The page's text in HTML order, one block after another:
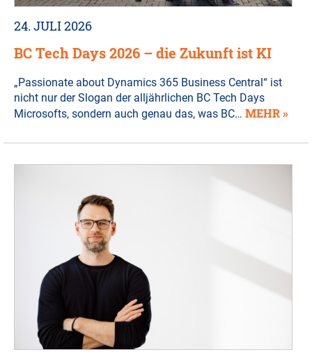
24. JULI 2026
BC Tech Days 2026 – die Zukunft ist KI
„Passionate about Dynamics 365 Business Central“ ist
nicht nur der Slogan der alljährlichen BC Tech Days
Microsofts, sondern auch genau das, was BC… MEHR »